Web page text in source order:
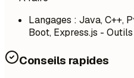
Langages : Java, C++,
Boot, Express.js -
Conseils rapides